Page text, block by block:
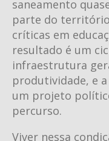
saneamento
parte do
críticas em
resultado é um
infraestrutura
produtividade, e
um projeto
percurso.
Viver nessa